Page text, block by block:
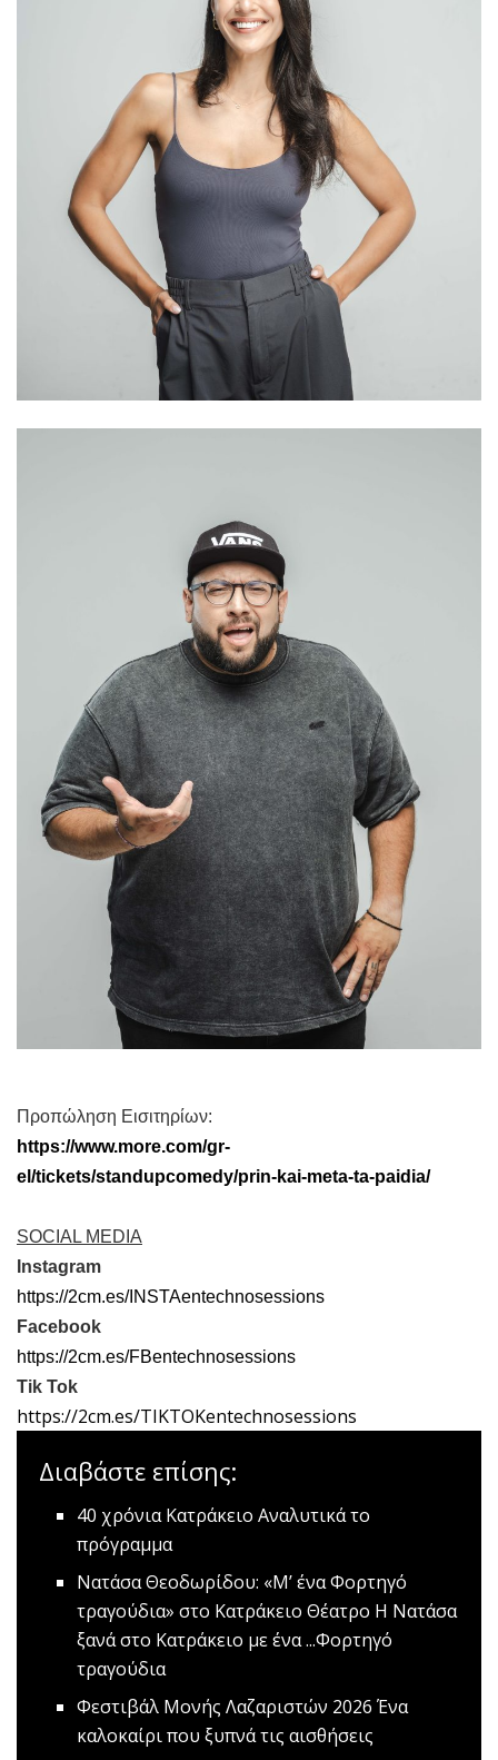
Προπώληση Εισιτηρίων:
https://www.more.com/gr-
el/tickets/standupcomedy/prin-kai-meta-ta-paidia/
SOCIAL MEDIA
Instagram
https://2cm.es/INSTAentechnosessions
Facebook
https://2cm.es/FBentechnosessions
Tik Tok
https://2cm.es/TIKTOKentechnosessions
Διαβάστε επίσης:
40 χρόνια Κατράκειο Αναλυτικά το
πρόγραμμα
Νατάσα Θεοδωρίδου: «Μ’ ένα Φορτηγό
τραγούδια» στο Κατράκειο Θέατρο Η Νατάσα
ξανά στο Κατράκειο με ένα ...Φορτηγό
τραγούδια
Φεστιβάλ Μονής Λαζαριστών 2026 Ένα
καλοκαίρι που ξυπνά τις αισθήσεις